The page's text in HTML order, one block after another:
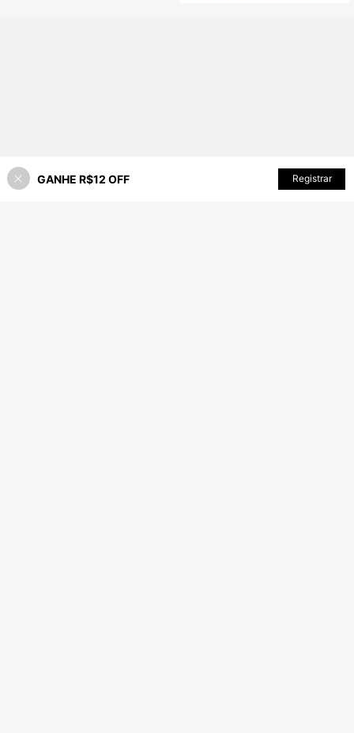
ADICIONAR AO CARRINHO
GANHE R$12 OFF Registrar